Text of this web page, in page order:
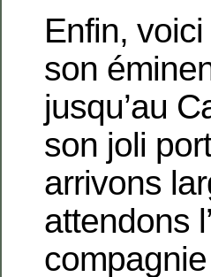
Enfin,
son
jusqu’au
son joli
arrivons
attendons